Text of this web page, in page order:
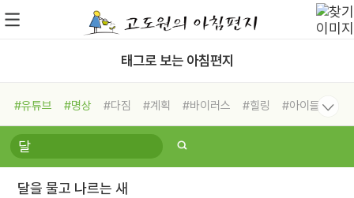
태그로 보는 아침편지
#유튜브 #명상 #다짐 #계획 #바이러스 #힐링
#아이들
#비전캠프
#독서캠프 #삶
#희망
#나눔 #친구 #링컨학교
#독서
#건강 #면역력
달을 물고 나르는 새